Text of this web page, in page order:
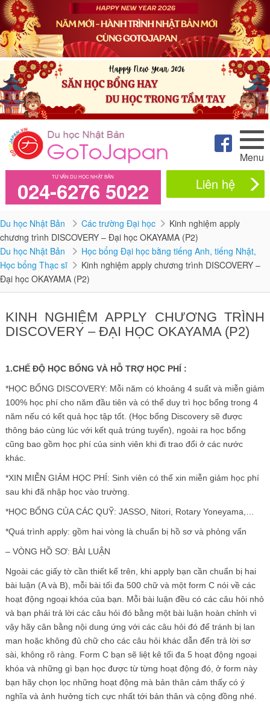
Menu
TƯ VẤN DU HỌC NHẬT BẢN
024-6276 5022 Liên hệ
Du học Nhật Bản Các trường Đại học
Kinh nghiệm apply
chương trình DISCOVERY – Đại học OKAYAMA (P2)
Du học Nhật Bản
Học bổng Đại học bằng tiếng Anh, tiếng Nhật,
Học bổng Thạc sĩ
Kinh nghiệm apply chương trình DISCOVERY –
Đại học OKAYAMA (P2)
KINH NGHIỆM APPLY CHƯƠNG TRÌNH
DISCOVERY – ĐẠI HỌC OKAYAMA (P2)
1.CHẾ ĐỘ HỌC BỔNG VÀ HỖ TRỢ HỌC PHÍ :
*HỌC BỔNG DISCOVERY: Mỗi năm có khoảng 4 suất và miễn giảm
100% học phí cho năm đầu tiên và có thể duy trì học bổng trong 4
năm nếu có kết quả học tập tốt. (Học bổng Discovery sẽ được
thông báo cùng lúc với kết quả trúng tuyển), ngoài ra học bổng
cũng bao gồm học phí của sinh viên khi đi trao đổi ở các nước
khác.
*XIN MIỄN GIẢM HỌC PHÍ: Sinh viên có thể xin miễn giảm học phí
sau khi đã nhập học vào trường.
*HỌC BỔNG CỦA CÁC QUỸ: JASSO, Nitori, Rotary Yoneyama,…
*Quá trình apply: gồm hai vòng là chuẩn bị hồ sơ và phỏng vấn
– VÒNG HỒ SƠ: BÀI LUẬN
Ngoài các giấy tờ cần thiết kể trên, khi apply bạn cần chuẩn bị hai
bài luận (A và B), mỗi bài tối đa 500 chữ và một form C nói về các
hoạt động ngoại khóa của bạn. Mỗi bài luận đều có các câu hỏi nhỏ
và bạn phải trả lời các câu hỏi đó bằng một bài luận hoàn chỉnh vì
vậy hãy cân bằng nội dung ứng với các câu hỏi đó để tránh bị lan
man hoặc không đủ chữ cho các câu hỏi khác dẫn đến trả lời sơ
sài, không rõ ràng. Form C bạn sẽ liệt kê tối đa 5 hoạt động ngoại
khóa và những gì bạn học được từ từng hoạt động đó, ở form này
bạn hãy chọn lọc những hoạt động mà bản thân cảm thấy có ý
nghĩa và ảnh hưởng tích cực nhất tới bản thân và cộng đồng nhé.